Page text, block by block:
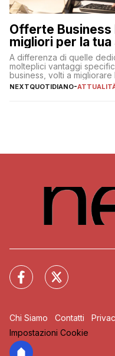
Offerte Business
migliori per la tua
A differenza di quelle
molteplici vantaggi
business, volti a
degli utenti
NEXTQUOTIDIANO-
Chi Siamo Contatti
Impostazioni Cookie